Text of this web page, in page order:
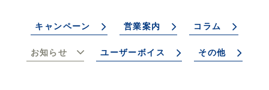
キャンペーン 営業案内 コラム
お知らせ ユーザーボイス その他